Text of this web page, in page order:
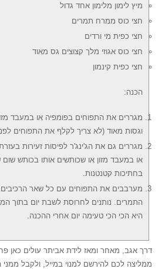
מיץ לימון מלימון אחד גדול
חצי כוס ממרח תמרים
חצי כפית מי ורדים
חצי כוס אגוזי מלך קצוצים גס מאוד
חצי כפית קינמון
הכנה:
מגררים את התפוחים בפומפיה או במעבד
וגסות מאוד (לא צריך לקלף את התפוחים
מגררים גם את הג'ינג'ר לפיסות זעירות
או במעבד מזון או שכותשים אותו בכותש שום
בחתיכות קטנטנות.
מערבבים את התפוחים עם כל שאר הרכיבים
התמרים. נותנים לחרוסת לשבת יום בתוך
היא הכי הכי טעימה יום אחרי ההכנה.
דרך אגב, מאחר ומאז לידת אביתר עולים כאן
ממליצה לכם להירשם למנוי במייל, ולקבל